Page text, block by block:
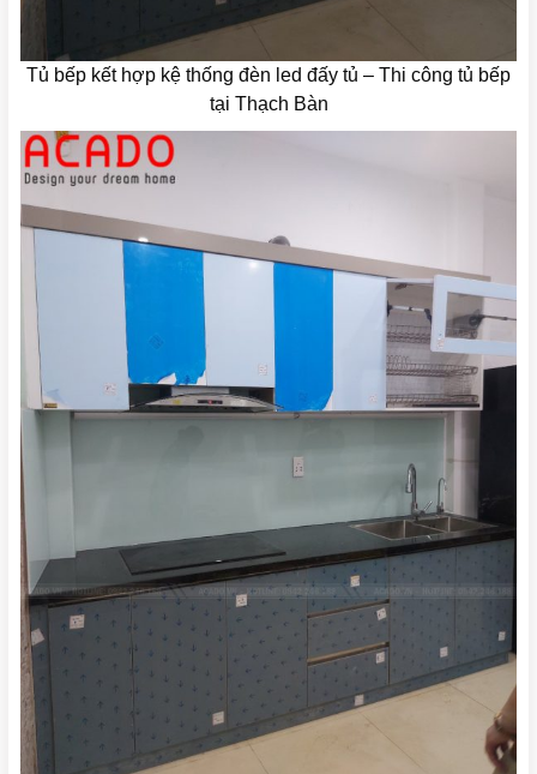
Tủ bếp kết hợp kệ thống đèn led đấy tủ – Thi công tủ bếp
tại Thạch Bàn